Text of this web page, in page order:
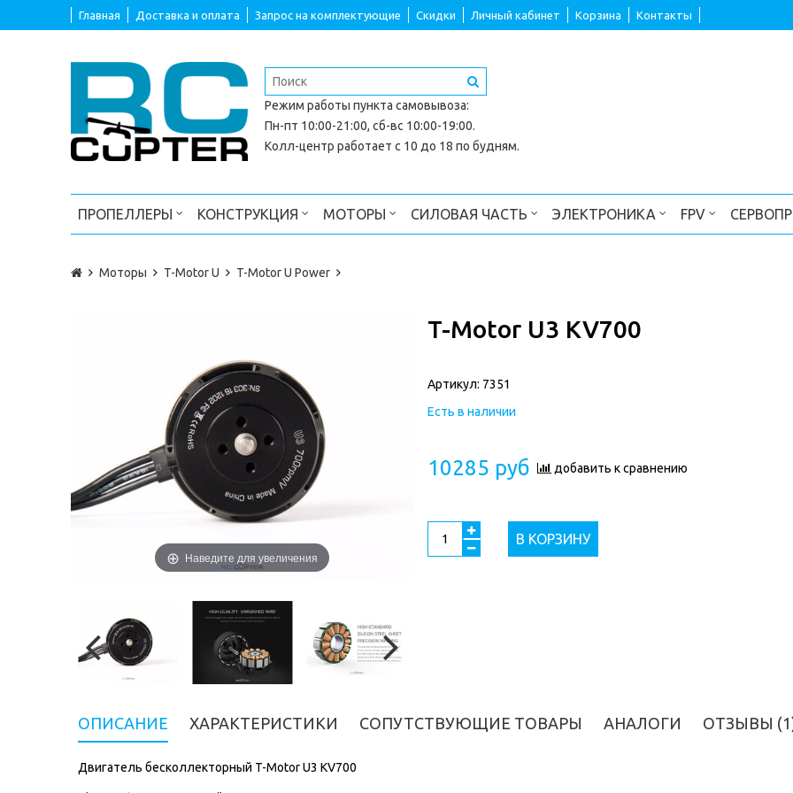
Главная Доставка и оплата Запрос на комплектующие Скидки Личный кабинет Корзина Контакты
Режим работы пункта самовывоза:
Пн-пт 10:00-21:00, сб-вс 10:00-19:00.
Колл-центр работает с 10 до 18 по будням.
ПРОПЕЛЛЕРЫ КОНСТРУКЦИЯ МОТОРЫ СИЛОВАЯ ЧАСТЬ ЭЛЕКТРОНИКА FPV
Моторы T-Motor U T-Motor U Power
Наведите для увеличения
T-Motor U3 KV700
Артикул: 7351
Есть в наличии
10285 руб добавить к сравнению
В КОРЗИНУ
ОПИСАНИЕ ХАРАКТЕРИСТИКИ СОПУТСТВУЮЩИЕ ТОВАРЫ АНАЛОГИ ОТЗЫВЫ
Двигатель бесколлекторный T-Motor U3 KV700